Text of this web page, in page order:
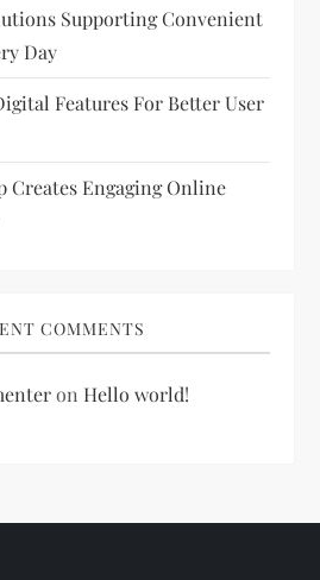
Supporting Convenient
Day
Features For Better User
Creates Engaging Online
COMMENTS
on Hello world!